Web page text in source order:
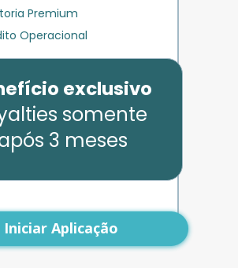
Premium
Operacional
Iniciar Aplicação
somente
3 meses
exclusivo